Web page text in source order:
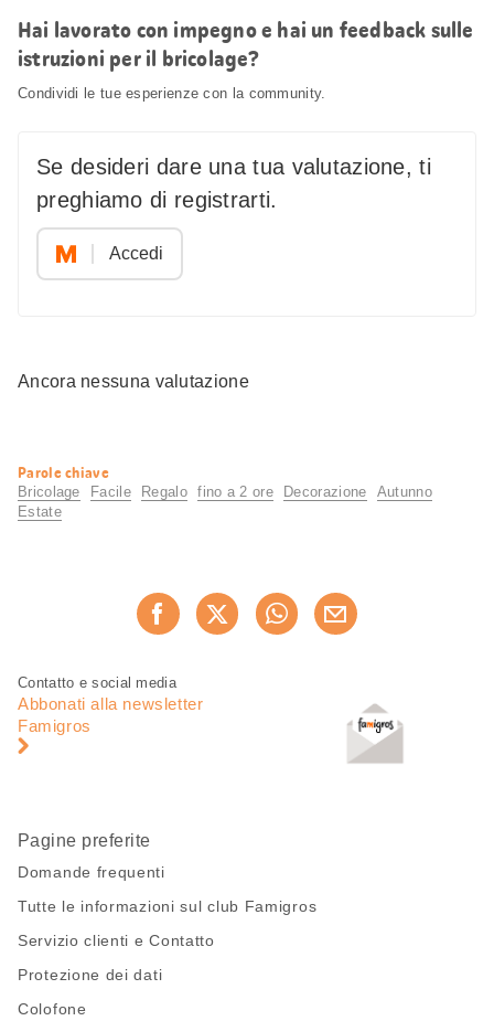
Hai lavorato con impegno e hai un feedback sulle
istruzioni per il bricolage?
Condividi le tue esperienze con la community.
Se desideri dare una tua valutazione, ti
preghiamo di registrarti.
Accedi
Ancora nessuna valutazione
Informazioni
utili
Parole chiave
Bricolage Facile Regalo fino a 2 ore Decorazione
Autunno
Estate
Consiglia ora
Piè
pagina
Navigazione
pagina
Contatto e social media
Abbonati alla newsletter
Famigros
Pagine preferite
Domande frequenti
Tutte le informazioni sul club Famigros
Servizio clienti e Contatto
Protezione dei dati
Colofone